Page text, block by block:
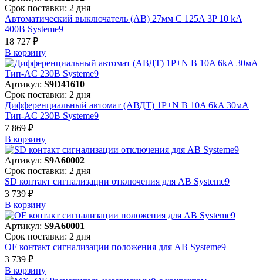
Срок поставки: 2 дня
Автоматический выключатель (АВ) 27мм C 125A 3P 10 kA
400В Systeme9
18 727 ₽
В корзинy
Артикул: S9D41610
Срок поставки: 2 дня
Дифференциальный автомат (АВДТ) 1P+N B 10A 6kA 30мА
Тип-AC 230В Systeme9
7 869 ₽
В корзинy
Артикул: S9A60002
Срок поставки: 2 дня
SD контакт сигнализации отключения для АВ Systeme9
3 739 ₽
В корзинy
Артикул: S9A60001
Срок поставки: 2 дня
OF контакт сигнализации положения для АВ Systeme9
3 739 ₽
В корзинy